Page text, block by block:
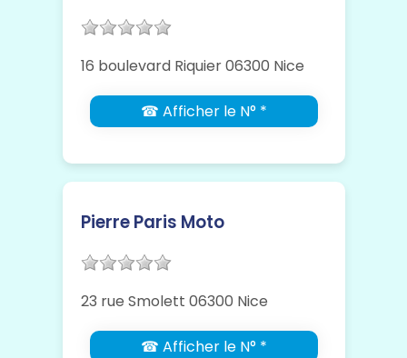
16 boulevard Riquier 06300 Nice
☎ Afficher le N° *
Pierre Paris Moto
23 rue Smolett 06300 Nice
☎ Afficher le N° *